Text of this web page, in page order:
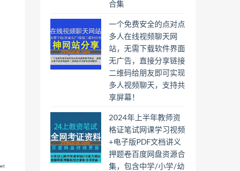
合集
一个免费安全的点对点
多人在线视频聊天网
站，无需下载软件界面
无广告，直接分享链接
二维码给朋友即可实现
多人视频聊天，支持共
享屏幕！
2024年上半年教师资
格证笔试网课学习视频
+电子版PDF文档讲义
押题卷百度网盘资源合
集，包含中学/小学/幼